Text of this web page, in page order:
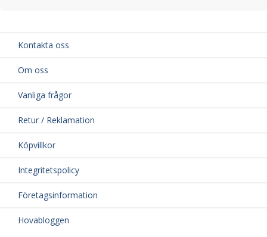
Kontakta oss
Om oss
Vanliga frågor
Retur / Reklamation
Köpvillkor
Integritetspolicy
Företagsinformation
Hovabloggen